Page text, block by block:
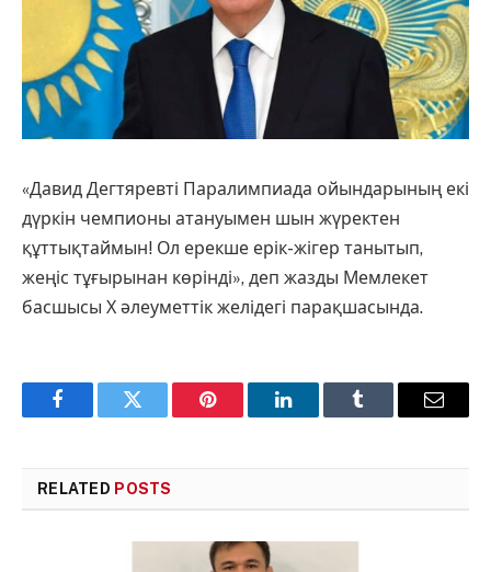
«Давид Дегтяревті Паралимпиада ойындарының екі
дүркін чемпионы атануымен шын жүректен
құттықтаймын! Ол ерекше ерік-жігер танытып,
жеңіс тұғырынан көрінді», деп жазды Мемлекет
басшысы Х әлеуметтік желідегі парақшасында.
FacebookTwitter Pinterest LinkedInTumblr Email
RELATED POSTS